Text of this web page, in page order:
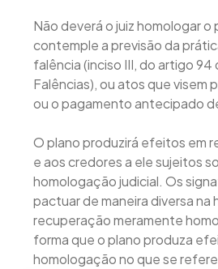
Não deverá o juiz homologar o
contemple a previsão da
falência (inciso III, do artigo 94
Falências), ou atos que visem
ou o pagamento antecipado
O plano produzirá efeitos em
e aos credores a ele sujeitos
homologação judicial. Os
pactuar de maneira diversa na
recuperação meramente
forma que o plano produza
homologação no que se